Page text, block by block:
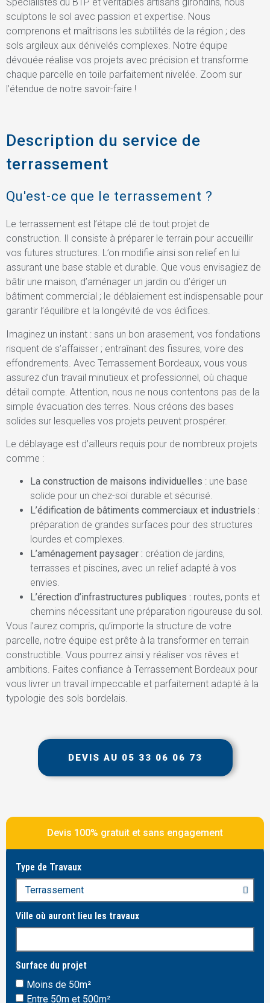
sculptons le sol avec passion et expertise. Nous
comprenons et maîtrisons les subtilités de la région ; des
sols argileux aux dénivelés complexes. Notre équipe
dévouée réalise vos projets avec précision et transforme
chaque parcelle en toile parfaitement nivelée. Zoom sur
l’étendue de notre savoir-faire !
Description du service de
terrassement
Qu'est-ce que le terrassement ?
Le terrassement est l’étape clé de tout projet de
construction. Il consiste à préparer le terrain pour accueillir
vos futures structures. L’on modifie ainsi son relief en lui
assurant une base stable et durable. Que vous envisagiez de
bâtir une maison, d’aménager un jardin ou d’ériger un
bâtiment commercial ; le déblaiement est indispensable pour
garantir l’équilibre et la longévité de vos édifices.
Imaginez un instant : sans un bon arasement, vos fondations
risquent de s’affaisser ; entraînant des fissures, voire des
effondrements. Avec Terrassement Bordeaux, vous vous
assurez d’un travail minutieux et professionnel, où chaque
détail compte. Attention, nous ne nous contentons pas de la
simple évacuation des terres. Nous créons des bases
solides sur lesquelles vos projets peuvent prospérer.
Le déblayage est d’ailleurs requis pour de nombreux projets
comme :
La construction de maisons individuelles : une base
solide pour un chez-soi durable et sécurisé.
L’édification de bâtiments commerciaux et industriels :
préparation de grandes surfaces pour des structures
lourdes et complexes.
L’aménagement paysager : création de jardins,
terrasses et piscines, avec un relief adapté à vos
envies.
L’érection d’infrastructures publiques : routes, ponts et
chemins nécessitant une préparation rigoureuse du sol.
Vous l’aurez compris, qu’importe la structure de votre
parcelle, notre équipe est prête à la transformer en terrain
constructible. Vous pourrez ainsi y réaliser vos rêves et
ambitions. Faites confiance à Terrassement Bordeaux pour
vous livrer un travail impeccable et parfaitement adapté à la
typologie des sols bordelais.
DEVIS AU 05 33 06 06 73
Devis 100% gratuit et sans engagement
Type de Travaux
Ville où auront lieu les travaux
Surface du projet
Moins de 50m²
Entre 50m et 500m²